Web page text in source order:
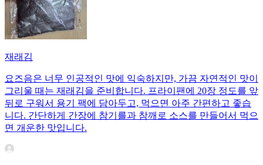
재래김
요즈음은 너무 인공적인 맛에 익숙하지만, 가끔 자연적인 맛이
그리울 때는 재래김을 준비합니다. 프라이팬에 20장 정도를 앞
뒤로 구워서 용기 팩에 담아두고, 먹으면 아주 간편하고 좋습
니다. 간단하게 간장에 참기를과 참깨로 소스를 만들어서 먹으
면 개운한 맛입니다.